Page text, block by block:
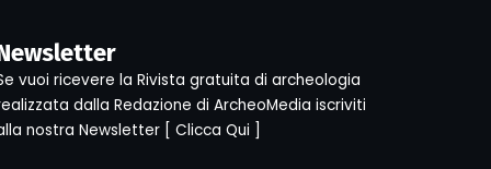
vuoi ricevere la Rivista gratuita di archeologia
dalla Redazione di ArcheoMedia iscriviti
nostra Newsletter [ Clicca Qui ]